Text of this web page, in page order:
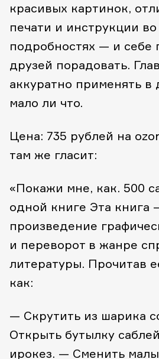
красивых картинок,
печати и инструкции во
подробностях — и себе
друзей порадовать.
аккуратно применять в
мало ли что.
Цена: 735 рублей на
там же гласит:
«Покажи мне, как. 500
одной книге Эта книга
произведение
и переворот в жанре
литературы. Прочитав
как:
— Скрутить из шарика
Открыть бутылку
ирокез. — Сменить